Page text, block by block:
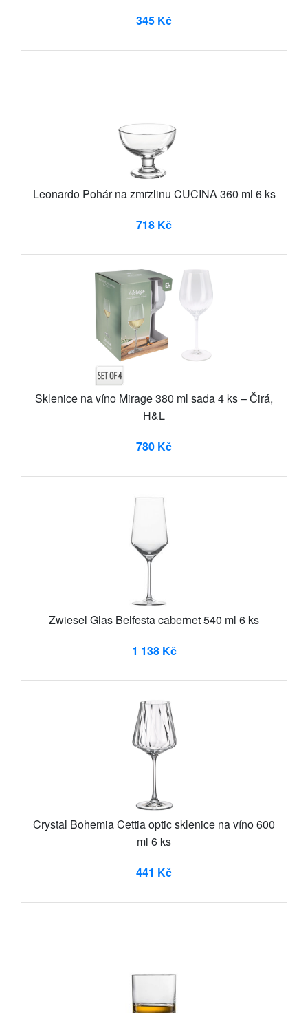
345 Kč
Leonardo Pohár na zmrzlinu CUCINA 360 ml 6 ks
718 Kč
Sklenice na víno Mirage 380 ml sada 4 ks – Čirá,
H&L
780 Kč
Zwiesel Glas Belfesta cabernet 540 ml 6 ks
1 138 Kč
Crystal Bohemia Cettia optic sklenice na víno 600
ml 6 ks
441 Kč